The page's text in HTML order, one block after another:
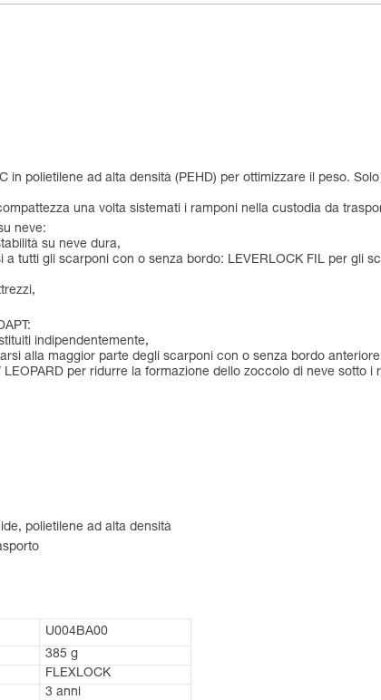
in polietilene ad alta densità (PEHD) per ottimizzare il peso.
una volta sistemati i ramponi nella custodia da
neve:
su neve dura,
tutti gli scarponi con o senza bordo: LEVERLOCK FIL per gli
indipendentemente,
alla maggior parte degli scarponi con o senza bordo
per ridurre la formazione dello zoccolo di neve sotto i
polietilene ad alta densità
U004BA00
385 g
FLEXLOCK
3 anni